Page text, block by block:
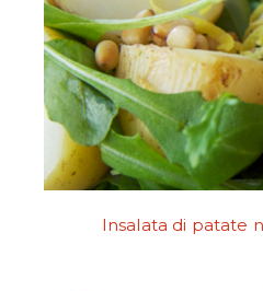
Insalata di patate